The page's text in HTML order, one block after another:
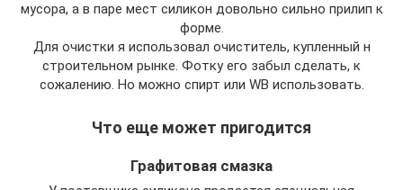
мусора, а в паре мест силикон довольно сильно прилип к
форме.
Для очистки я использовал очиститель, купленный н
строительном рынке. Фотку его забыл сделать, к
сожалению. Но можно спирт или WB использовать.
Что еще может пригодится
Графитовая смазка